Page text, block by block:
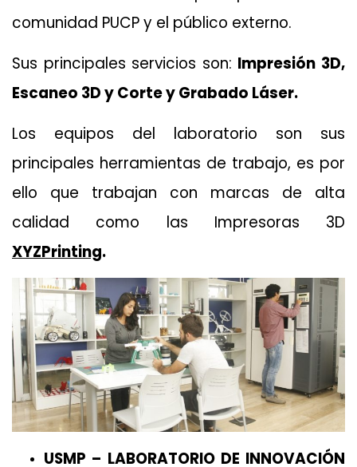
comunidad PUCP y el público externo.
Sus principales servicios son: Impresión 3D,
Escaneo 3D y Corte y Grabado Láser.
Los equipos del laboratorio son sus
principales herramientas de trabajo, es por
ello que trabajan con marcas de alta
calidad como las Impresoras 3D
XYZPrinting.
USMP – LABORATORIO DE INNOVACIÓN